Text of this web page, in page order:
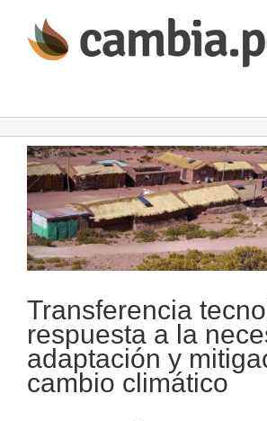
contenido
Ver
imagen
más
grande
Transferencia
respuesta a la
adaptación y
cambio climático